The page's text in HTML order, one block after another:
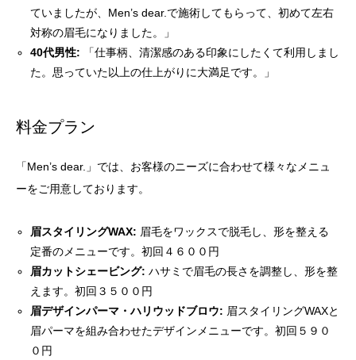
ていましたが、Men’s dear.で施術してもらって、初めて左右
対称の眉毛になりました。」
40代男性: 「仕事柄、清潔感のある印象にしたくて利用しまし
た。思っていた以上の仕上がりに大満足です。」
料金プラン
「Men’s dear.」では、お客様のニーズに合わせて様々なメニュ
ーをご用意しております。
眉スタイリングWAX: 眉毛をワックスで脱毛し、形を整える
定番のメニューです。初回４６００円
眉カットシェービング: ハサミで眉毛の長さを調整し、形を整
えます。初回３５００円
眉デザインパーマ・ハリウッドブロウ: 眉スタイリングWAXと
眉パーマを組み合わせたデザインメニューです。初回５９０
０円